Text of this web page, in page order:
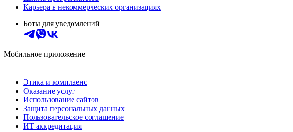
Карьера в некоммерческих организациях
Боты для уведомлений
Мобильное приложение
Этика и комплаенс
Оказание услуг
Использование сайтов
Защита персональных данных
Пользовательское соглашение
ИТ аккредитация